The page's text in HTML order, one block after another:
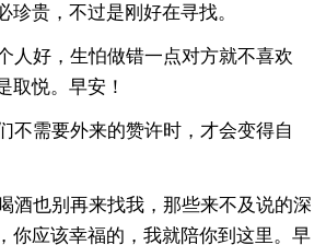
珍贵，不过是刚好在寻找。
人好，生怕做错一点对方就不喜欢
取悦。早安！
不需要外来的赞许时，才会变得自
酒也别再来找我，那些来不及说的深
你应该幸福的，我就陪你到这里。早